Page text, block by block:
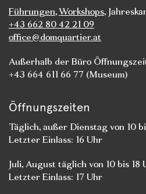
Führungen,Workshops,
+43 662 80 42 21 09
office@domquartier.at
Außerhalb der Büro
+43 664 611 66 77 (Museum)
Öffnungszeiten
Täglich, außer Dienstag von 10
Letzter Einlass: 16 Uhr
Juli, August täglich von 10 bis 18
Letzter Einlass: 17 Uhr